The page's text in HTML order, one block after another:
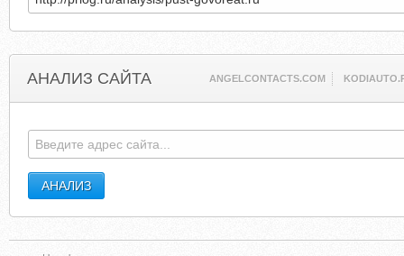
АНАЛИЗ САЙТА ANGELCONTACTS.COM